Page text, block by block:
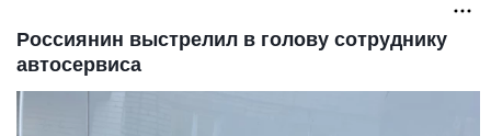
Россиянин выстрелил в голову сотруднику
автосервиса